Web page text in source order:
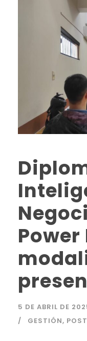
Power
5 DE ABRIL DE
GESTIÓN,